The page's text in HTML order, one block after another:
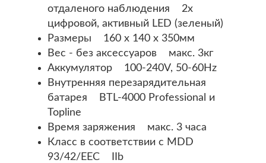
отдаленого наблюдения 2x
цифровой, активный LED (зеленый)
Размеры 160 x 140 x 350мм
Вес - без аксессуаров макс. 3кг
Аккумулятор 100-240V, 50-60Hz
Внутренняя перезарядительная
батарея BTL-4000 Professional и
Topline
Время заряжения макс. 3 часа
Класс в соответствии с MDD
93/42/EEC IIb